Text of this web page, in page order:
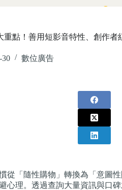
重點！善用短影音特性、創作
30 數位廣告
從「隨性購物」轉換為「意圖
心理。透過查詢大量資訊與口